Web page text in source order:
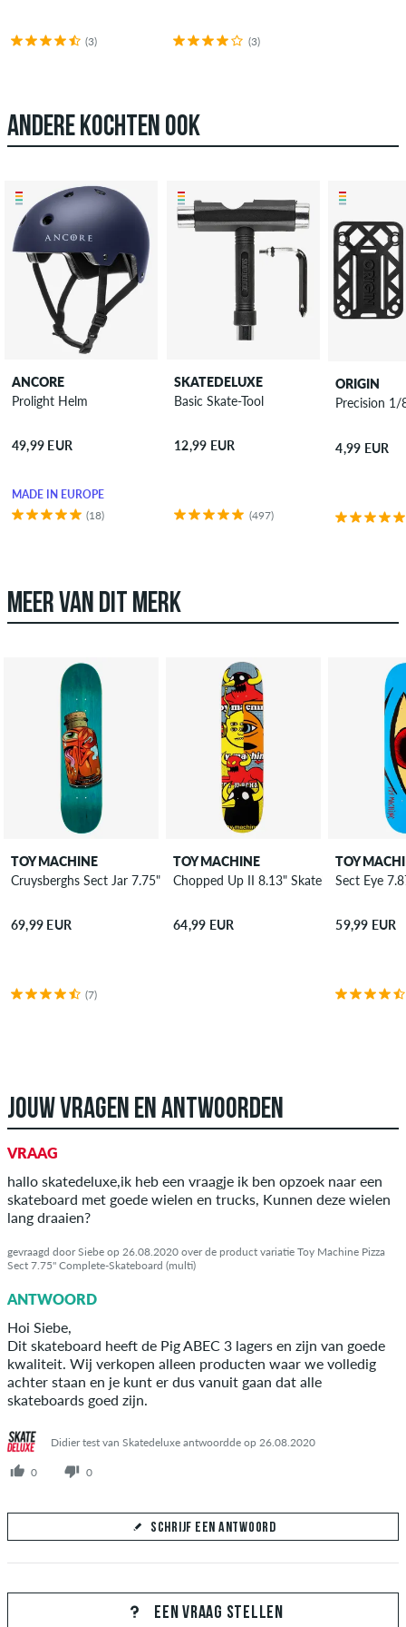
(3) (3)
ANDERE KOCHTEN OOK
ANCORE
Prolight Helm
49,99 EUR
MADE IN EUROPE
(18)
SKATEDELUXE
Basic Skate-Tool
12,99 EUR
(497)
ORIGIN
Precision 1/
4,99 EUR
MEER VAN DIT MERK
TOY MACHINE
Cruysberghs Sect Jar 7.75" Skateboard Deck
69,99 EUR
(7)
TOY MACHINE
Chopped Up II 8.13" Skateboard Deck
64,99 EUR
TOY
Sect Eye
59,99 EUR
JOUW VRAGEN EN ANTWOORDEN
VRAAG
hallo skatedeluxe,ik heb een vraagje ik ben opzoek naar een
skateboard met goede wielen en trucks, Kunnen deze wielen
lang draaien?
gevraagd door Siebe op 26.08.2020 over de product variatie Toy Machine Pizza
Sect 7.75" Complete-Skateboard (multi)
ANTWOORD
Hoi Siebe,
Dit skateboard heeft de Pig ABEC 3 lagers en zijn van goede
kwaliteit. Wij verkopen alleen producten waar we volledig
achter staan en je kunt er dus vanuit gaan dat alle
skateboards goed zijn.
Didier test van Skatedeluxe antwoordde op 26.08.2020
0 0
SCHRIJF EEN ANTWOORD
Jouw antwoord
Beantwoord hier de vraag van Siebe
EEN VRAAG STELLEN